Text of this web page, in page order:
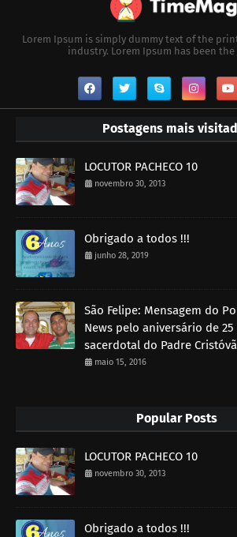
Lorem Ipsum is simply dummy text of the
industry. Lorem Ipsum has been
Postagens mais
LOCUTOR PACHECO 10
novembro 30, 2013
Obrigado a todos !!!
junho 28, 2019
São Felipe: Mensagem do
News pelo aniversário de
sacerdotal do Padre
maio 15, 2016
Popular Posts
LOCUTOR PACHECO 10
novembro 30, 2013
Obrigado a todos !!!